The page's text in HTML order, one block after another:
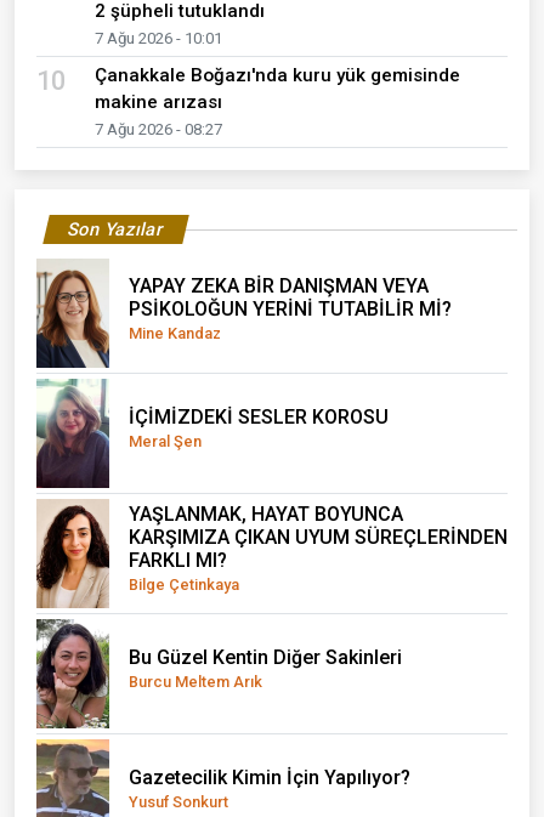
2 şüpheli tutuklandı
7 Ağu 2026 - 10:01
10
Çanakkale Boğazı'nda kuru yük gemisinde
makine arızası
7 Ağu 2026 - 08:27
Son Yazılar
YAPAY ZEKA BİR DANIŞMAN VEYA
PSİKOLOĞUN YERİNİ TUTABİLİR Mİ?
Mine Kandaz
İÇİMİZDEKİ SESLER KOROSU
Meral Şen
YAŞLANMAK, HAYAT BOYUNCA
KARŞIMIZA ÇIKAN UYUM SÜREÇLERİNDEN
FARKLI MI?
Bilge Çetinkaya
Bu Güzel Kentin Diğer Sakinleri
Burcu Meltem Arık
Gazetecilik Kimin İçin Yapılıyor?
Yusuf Sonkurt